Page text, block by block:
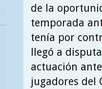
de la
temporada
tenía por
llegó a
actuación
jugadores del